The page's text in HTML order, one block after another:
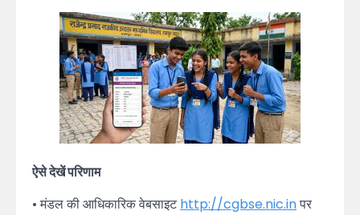
ऐसे देखें परिणाम
• मंडल की आधिकारिक वेबसाइटhttp://cgbse.nic.inपर